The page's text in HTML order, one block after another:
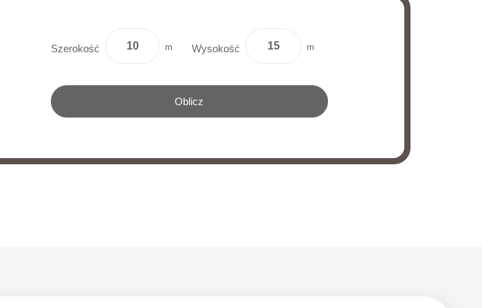
Szerokość m Wysokość m